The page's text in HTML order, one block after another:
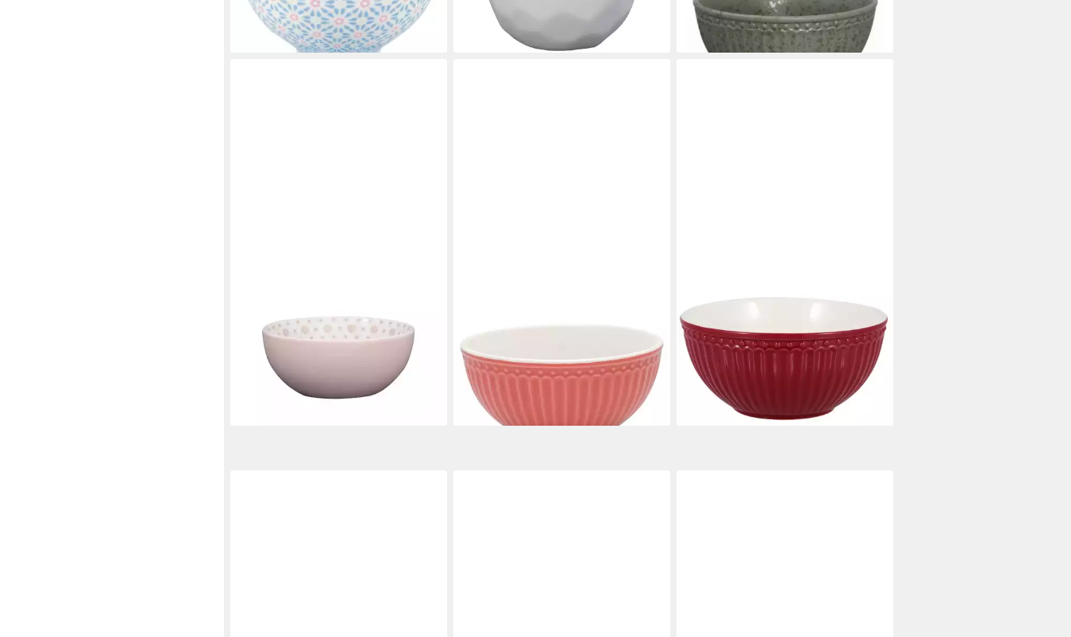
lieferbar - in 2-3 Werktagen bei dir
16,19 €
lieferbar - in 2-3 Werktagen bei dir
lieferbar - in 2-3 Werktagen bei dir
rose inside 14,5cm, Steinzeug,
(Müslischalen)
ab 19,84 €
lieferbar - in 2-3 Werktagen bei dir
cm, Steinzeug, (Schüsseln &
Schalen)
ab 14,55 €
lieferbar - in 2-3 Werktagen bei dir
Müslischale Alice Müslischale claret
red 14 cm, Steinzeug, (Schüsseln &
Schalen)
16,76 €
lieferbar - in 2-3 Werktagen bei dir